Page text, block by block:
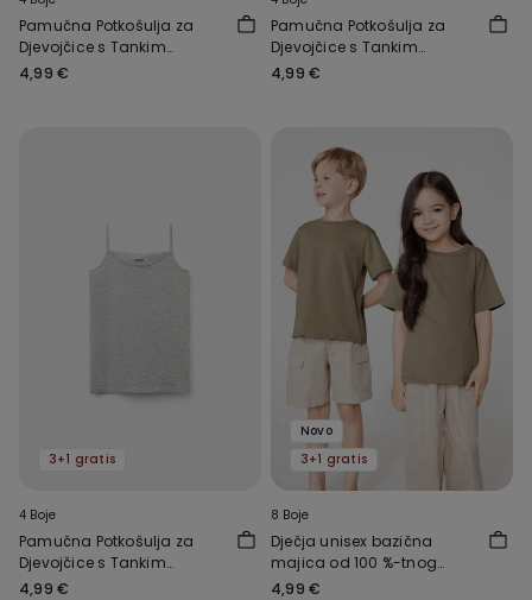
Pamučna Potkošulja za
Djevojčice s Tankim
Naramenicama i Okruglim
4,99 €
Pamučna Potkošulja za
Djevojčice s Tankim
Naramenicama i Okruglim
4,99 €
3+1 gratis
4 Boje
Pamučna Potkošulja za
Djevojčice s Tankim
Naramenicama i Okruglim
4,99 €
Novo
3+1 gratis
8 Boje
Dječja unisex bazična
majica od 100 %-tnog
pamuka s okruglim
4,99 €